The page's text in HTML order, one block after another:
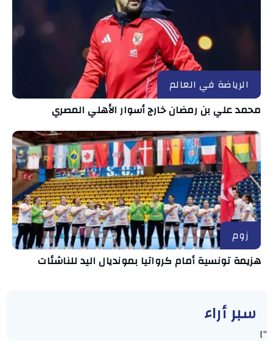
الرياضة في العالم
محمد علي بن رمضان خارج أسوار الأهلي المصري
زوم
هزيمة تونسية أمام كرواتيا بمونديال اليد للناشئات
سبر أراء
"]